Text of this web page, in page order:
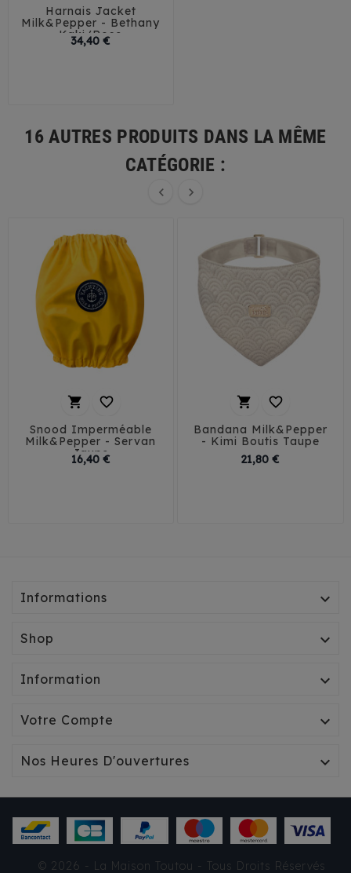
Harnais Jacket
Milk&Pepper - Bethany
Kaki/Rose
34,40 €
16 AUTRES PRODUITS DANS LA MÊME
CATÉGORIE :
 
 
Snood Imperméable
Milk&Pepper - Servan
Jaune
16,40 €Prix
 
Bandana Milk&Pepper
- Kimi Boutis Taupe
21,80 €
Informations 
Shop 
Information 
Votre Compte 
Nos Heures D'ouvertures 
© 2026 - La Maison Toutou - Tous Droits Réservés